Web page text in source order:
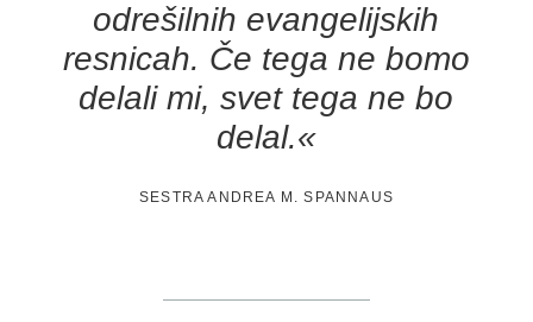
odrešilnih evangelijskih
resnicah. Če tega ne bomo
delali mi, svet tega ne bo
delal.«
SESTRA ANDREA M. SPANNAUS